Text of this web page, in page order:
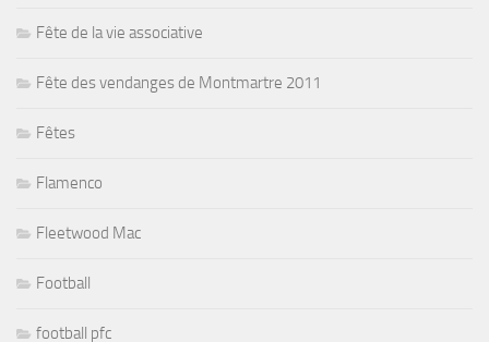
Fête de la vie associative
Fête des vendanges de Montmartre 2011
Fêtes
Flamenco
Fleetwood Mac
Football
football pfc